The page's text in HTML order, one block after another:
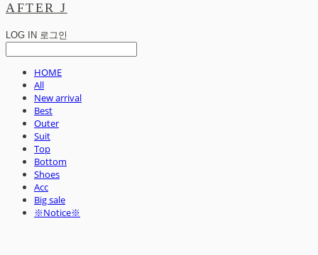
AFTER J
LOG IN 로그인
HOME
All
New arrival
Best
Outer
Suit
Top
Bottom
Shoes
Acc
Big sale
※Notice※